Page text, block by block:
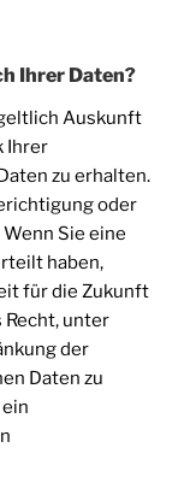
Ihrer Daten?
Auskunft
Ihrer
zu erhalten.
oder
Sie eine
haben,
für die Zukunft
Recht, unter
der
Daten zu